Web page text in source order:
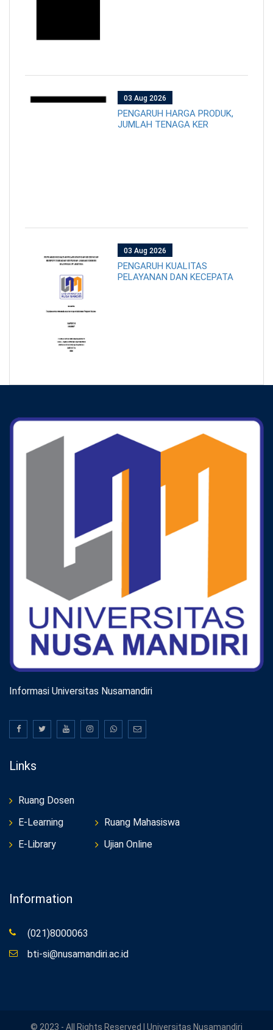
03 Aug 2026
PENGARUH HARGA PRODUK,
JUMLAH TENAGA KER
03 Aug 2026
PENGARUH KUALITAS
PELAYANAN DAN KECEPATA
Informasi Universitas Nusamandiri
Links
Ruang Dosen
E-Learning
E-Library
Ruang Mahasiswa
Ujian Online
Information
(021)8000063
bti-si@nusamandiri.ac.id
© 2023 - All Rights Reserved | Universitas Nusamandiri